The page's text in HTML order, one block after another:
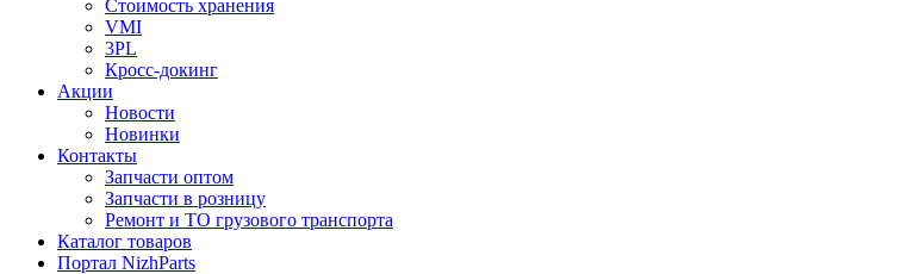
Стоимость хранения
VMI
3PL
Кросс-докинг
Акции
Новости
Новинки
Контакты
Запчасти оптом
Запчасти в розницу
Ремонт и ТО грузового транспорта
Каталог товаров
Портал NizhParts